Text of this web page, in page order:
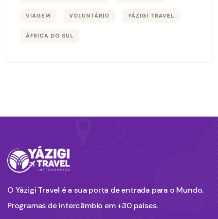
VIAGEM VOLUNTÁRIO YÁZIGI TRAVEL
ÁFRICA DO SUL
O Yázigi Travel é a sua porta de entrada para o Mundo.
Programas de intercâmbio em +30 países.